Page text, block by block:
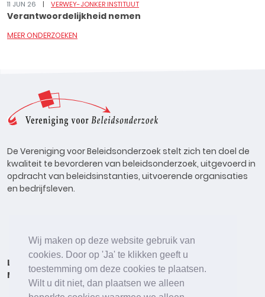
Wij maken op deze website gebruik van
cookies. Door op 'Ja' te klikken geeft u
toestemming om deze cookies te plaatsen.
Wilt u dit niet, dan plaatsen we alleen
11 JUN 26 VERWEY-JONKER INSTITUUT
Verantwoordelijkheid nemen
MEER ONDERZOEKEN
De Vereniging voor Beleidsonderzoek stelt zich ten doel de
kwaliteit te bevorderen van beleidsonderzoek, uitgevoerd in
opdracht van beleidsinstanties, uitvoerende organisaties
en bedrijfsleven.
Lid worden Onderzoeken Agenda
Vacatures
Meldpunt Beleidsonderzoek Online